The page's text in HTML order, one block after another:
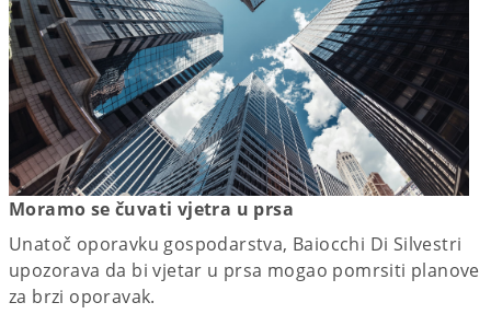
Moramo se čuvati vjetra u prsa
Unatoč oporavku gospodarstva, Baiocchi Di Silvestri
upozorava da bi vjetar u prsa mogao pomrsiti planove
za brzi oporavak.